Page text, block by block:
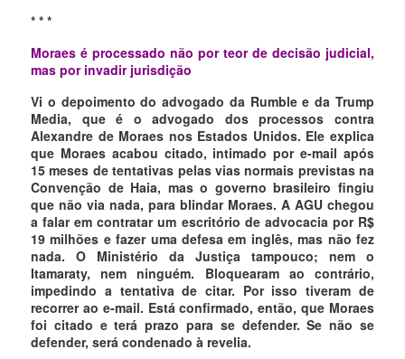
* * *
Moraes é processado não por teor de decisão judicial,
mas por invadir jurisdição
Vi o depoimento do advogado da Rumble e da Trump
Media, que é o advogado dos processos contra
Alexandre de Moraes nos Estados Unidos. Ele explica
que Moraes acabou citado, intimado por e-mail após
15 meses de tentativas pelas vias normais previstas na
Convenção de Haia, mas o governo brasileiro fingiu
que não via nada, para blindar Moraes. A AGU chegou
a falar em contratar um escritório de advocacia por R$
19 milhões e fazer uma defesa em inglês, mas não fez
nada. O Ministério da Justiça tampouco; nem o
Itamaraty, nem ninguém. Bloquearam ao contrário,
impedindo a tentativa de citar. Por isso tiveram de
recorrer ao e-mail. Está confirmado, então, que Moraes
foi citado e terá prazo para se defender. Se não se
defender, será condenado à revelia.